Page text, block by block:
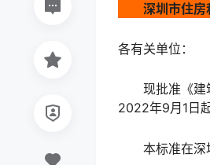
深圳市住房
各有关单位：
现批准《建筑
2022年9月1日
本标准在深圳